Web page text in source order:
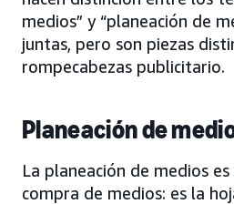
medios” y “planeación de
juntas, pero son piezas
rompecabezas publicitario.
Planeación de
La planeación de medios
compra de medios: es la